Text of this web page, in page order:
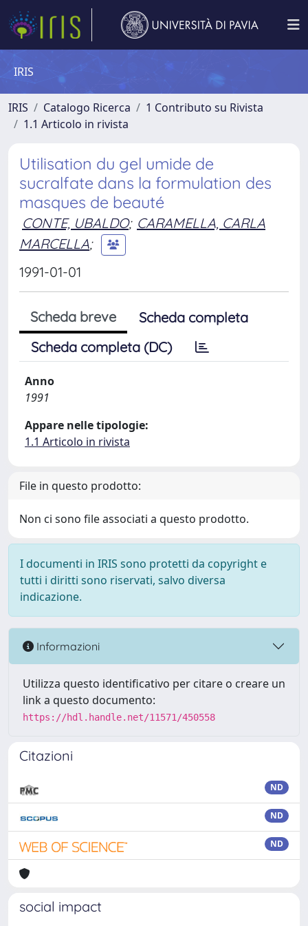
IRIS
IRIS Catalogo Ricerca
1 Contributo su Rivista
1.1 Articolo in rivista
Utilisation du gel umide de
sucralfate dans la formulation des
masques de beauté
CONTE, UBALDO; CARAMELLA, CARLA
MARCELLA;
1991-01-01
Scheda breve
Scheda completa
Scheda completa (DC)
Anno
1991
Appare nelle tipologie:
1.1 Articolo in rivista
File in questo prodotto:
Non ci sono file associati a questo prodotto.
I documenti in IRIS sono protetti da copyright e
tutti i diritti sono riservati, salvo diversa
indicazione.
Informazioni
Utilizza questo identificativo per citare o creare un
link a questo documento:
https://hdl.handle.net/11571/450558
Citazioni
ND
ND
ND
social impact